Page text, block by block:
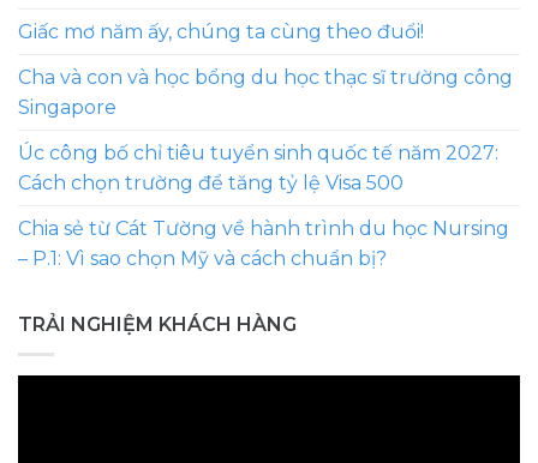
Giấc mơ năm ấy, chúng ta cùng theo đuổi!
Cha và con và học bổng du học thạc sĩ trường công
Singapore
Úc công bố chỉ tiêu tuyển sinh quốc tế năm 2027:
Cách chọn trường để tăng tỷ lệ Visa 500
Chia sẻ từ Cát Tường về hành trình du học Nursing
– P.1: Vì sao chọn Mỹ và cách chuẩn bị?
TRẢI NGHIỆM KHÁCH HÀNG